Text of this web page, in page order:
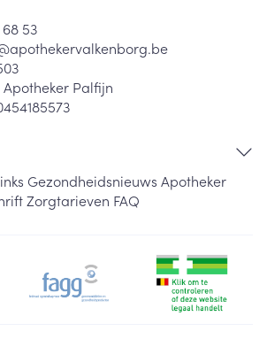
68 53
apothekervalkenborg.be
Apotheker Palfijn
Gezondheidsnieuws Apotheker
Zorgtarieven FAQ